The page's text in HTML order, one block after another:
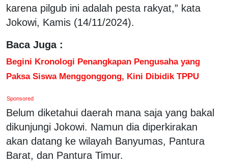
karena pilgub ini adalah pesta rakyat,” kata
Jokowi, Kamis (14/11/2024).
Baca Juga :
Begini Kronologi Penangkapan Pengusaha yang
Paksa Siswa Menggonggong, Kini Dibidik TPPU
Sponsored
Belum diketahui daerah mana saja yang bakal
dikunjungi Jokowi. Namun dia diperkirakan
akan datang ke wilayah Banyumas, Pantura
Barat, dan Pantura Timur.